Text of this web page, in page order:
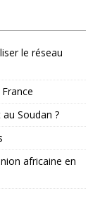
le réseau
Soudan ?
africaine en